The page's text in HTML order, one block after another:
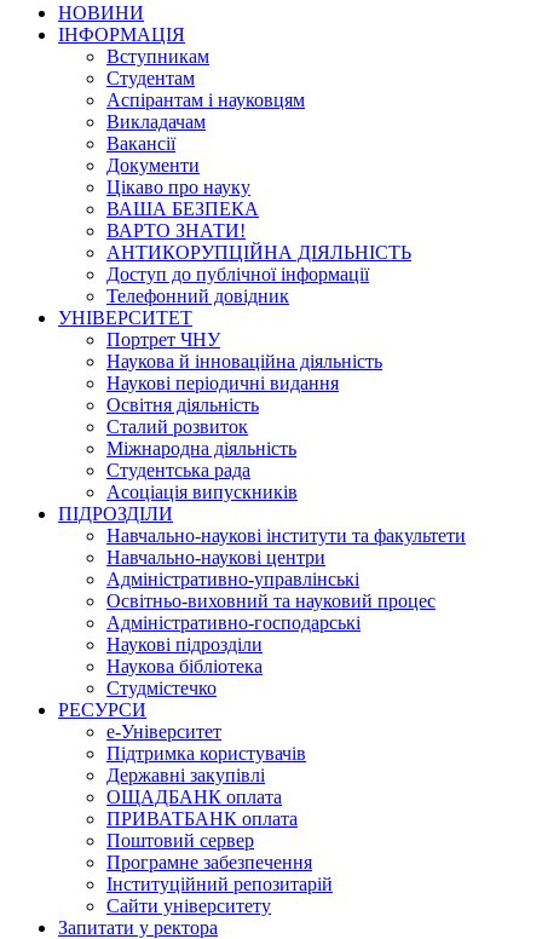
НОВИНИ
ІНФОРМАЦІЯ
Вступникам
Студентам
Аспірантам і науковцям
Викладачам
Вакансії
Документи
Цікаво про науку
ВАША БЕЗПЕКА
ВАРТО ЗНАТИ!
АНТИКОРУПЦІЙНА ДІЯЛЬНІСТЬ
Доступ до публічної інформації
Телефонний довідник
УНІВЕРСИТЕТ
Портрет ЧНУ
Наукова й інноваційна діяльність
Наукові періодичні видання
Освітня діяльність
Сталий розвиток
Міжнародна діяльність
Студентська рада
Асоціація випускників
ПІДРОЗДІЛИ
Навчально-наукові інститути та факультети
Навчально-наукові центри
Адміністративно-управлінські
Освітньо-виховний та науковий процес
Адміністративно-господарські
Наукові підрозділи
Наукова бібліотека
Студмістечко
РЕСУРСИ
е-Університет
Підтримка користувачів
Державні закупівлі
ОЩАДБАНК оплата
ПРИВАТБАНК оплата
Поштовий сервер
Програмне забезпечення
Інституційний репозитарій
Сайти університету
Запитати у ректора